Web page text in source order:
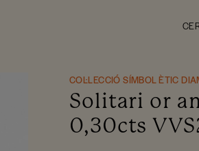
COL·LECCIÓ SÍMBOL ÈTIC
Solitari or
0,30cts